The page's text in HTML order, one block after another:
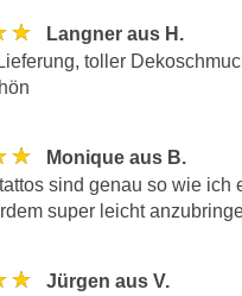
Langner aus H.
toller
Monique aus B.
sind genau so wie
super leicht
Jürgen aus V.